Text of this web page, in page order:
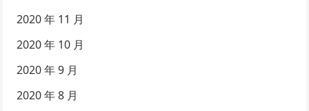
2020 年 11 月
2020 年 10 月
2020 年 9 月
2020 年 8 月